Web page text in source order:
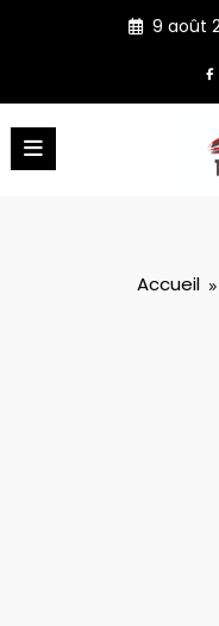
9 août
Accueil